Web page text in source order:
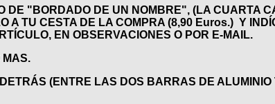
DE "BORDADO DE UN NOMBRE", (LA CUARTA
A TU CESTA DE LA COMPRA (8,90 Euros.) Y
EN OBSERVACIONES O POR E-MAIL.
MAS.
(ENTRE LAS DOS BARRAS DE